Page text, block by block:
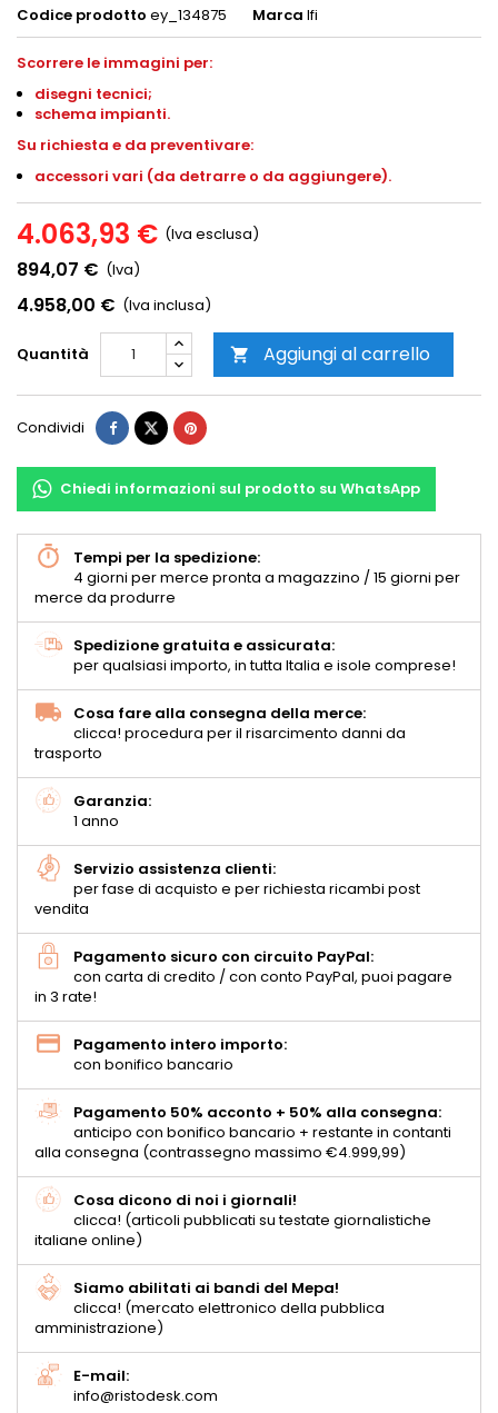
Codice prodotto ey_134875 Marca Ifi
Scorrere le immagini per:
disegni tecnici;
schema impianti.
Su richiesta e da preventivare:
accessori vari (da detrarre o da aggiungere).
4.063,93 € (Iva esclusa)
894,07 € (Iva)
4.958,00 € (Iva inclusa)
Quantità  Aggiungi al carrello
Condividi
Chiedi informazioni sul prodotto su WhatsApp
Tempi per la spedizione:
4 giorni per merce pronta a magazzino / 15 giorni per
merce da produrre
Spedizione gratuita e assicurata:
per qualsiasi importo, in tutta Italia e isole comprese!
Cosa fare alla consegna della merce:
clicca! procedura per il risarcimento danni da
trasporto
Garanzia:
1 anno
Servizio assistenza clienti:
per fase di acquisto e per richiesta ricambi post
vendita
Pagamento sicuro con circuito PayPal:
con carta di credito / con conto PayPal, puoi pagare
in 3 rate!
Pagamento intero importo:
con bonifico bancario
Pagamento 50% acconto + 50% alla consegna:
anticipo con bonifico bancario + restante in contanti
alla consegna (contrassegno massimo €4.999,99)
Cosa dicono di noi i giornali!
clicca! (articoli pubblicati su testate giornalistiche
italiane online)
Siamo abilitati ai bandi del Mepa!
clicca! (mercato elettronico della pubblica
amministrazione)
E-mail:
info@ristodesk.com